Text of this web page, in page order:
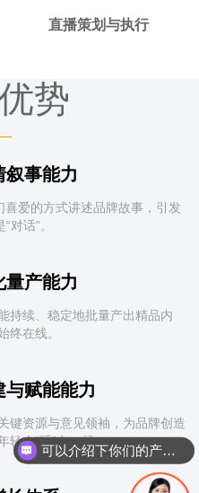
直播策划与执行
势
叙事能力
爱的方式讲述品牌故事，引发
对话”。
量产能力
持续、稳定地批量产出精品内
终在线。
赋能能力
键资源与意见领袖，为品牌创造
轻人“玩”在一起。
可以介绍下你们的产品么